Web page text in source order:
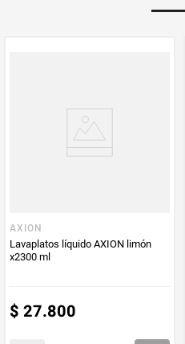
AXION
Lavaplatos líquido AXION limón
x2300 ml
$ 27.800